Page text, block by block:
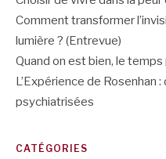
Comment transformer
lumière ? (Entrevue)
Quand on est bien, le temps
L’Expérience de Rosenhan
psychiatrisées
CATÉGORIES